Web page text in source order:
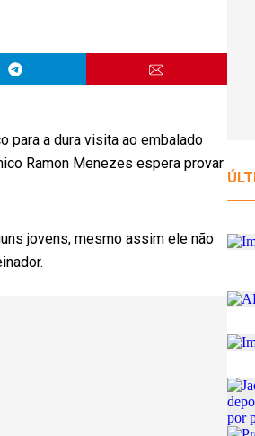
para a dura visita ao embalado
Ramon Menezes espera provar
jovens, mesmo assim ele não